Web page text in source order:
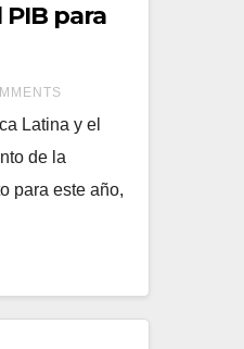
para
Latina y el
de la
para este año,